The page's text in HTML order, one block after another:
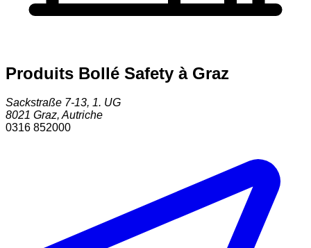
Produits Bollé Safety à Graz
Sackstraße 7-13, 1. UG
8021 Graz,Autriche
0316 852000